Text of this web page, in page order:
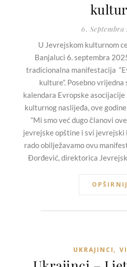
6. Septembra
U Jevrejskom kulturnom
Banjaluci 6. septembra
tradicionalna manifestacija
kulture”. Posebno
kalendara Evropske
kulturnog naslijeđa, ove godine
“Mi smo već dugo članovi
jevrejske opštine i svi
rado obilježavamo ovu
Đorđević, direktorica
UKRAJINCI,